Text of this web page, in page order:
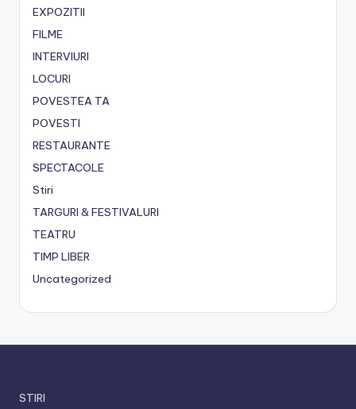
EXPOZITII
FILME
INTERVIURI
LOCURI
POVESTEA TA
POVESTI
RESTAURANTE
SPECTACOLE
Stiri
TARGURI & FESTIVALURI
TEATRU
TIMP LIBER
Uncategorized
STIRI